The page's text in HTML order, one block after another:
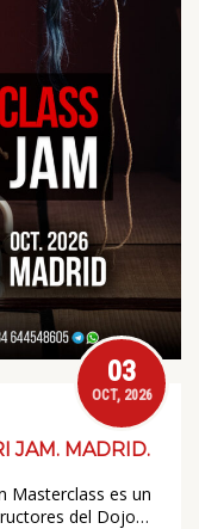
03
OCT, 2026
JAM. MADRID.
Masterclass es un
del Dojo…